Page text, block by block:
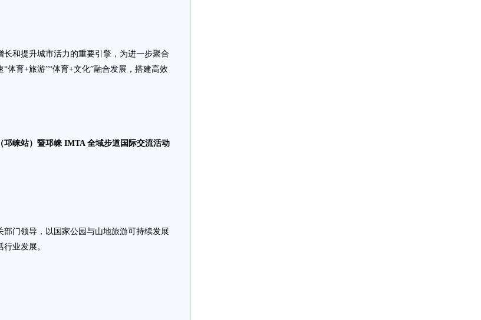
和提升城市活力的重要引擎，为进一步聚合
体育+旅游”“体育+文化”融合发展，搭建高效
邛崃站）暨邛崃 IMTA 全域步道国际交流活动
门领导，以国家公园与山地旅游可持续发展
业发展。